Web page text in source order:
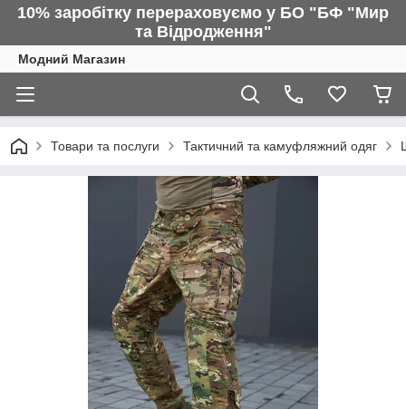
10% заробітку перераховуємо у БО "БФ "Мир
та Відродження"
Модний Магазин
Товари та послуги Тактичний та камуфляжний одяг